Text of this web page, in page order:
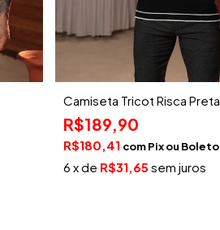
Camiseta Tricot Risca Preta
R$189,90
R$180,41 com Pix
6 x de R$31,65 sem juros